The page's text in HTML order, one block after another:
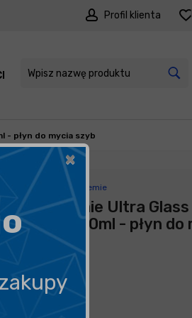
Profil klienta
PROMOCJE
- płyn do mycia szyb
Producent: Pure Chemie
Pure Chemie Ultra Glass
Cleaner 750ml - płyn do
35,00 zł
litr
×